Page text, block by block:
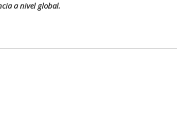
a nivel global.